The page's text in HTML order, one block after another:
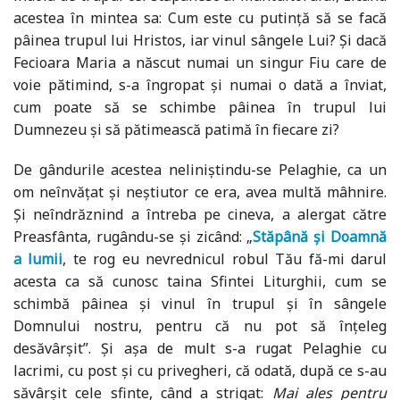
acestea în mintea sa: Cum este cu putință să se facă
pâinea trupul lui Hristos, iar vinul sângele Lui? Și dacă
Fecioara Maria a născut numai un singur Fiu care de
voie pătimind, s-a îngropat și numai o dată a înviat,
cum poate să se schimbe pâinea în trupul lui
Dumnezeu și să pătimească patimă în fiecare zi?
De gândurile acestea neliniștindu-se Pelaghie, ca un
om neînvățat și neștiutor ce era, avea multă mâhnire.
Și neîndrăznind a întreba pe cineva, a alergat către
Preasfânta, rugându-se și zicând: „Stăpână și Doamnă
a lumii, te rog eu nevrednicul robul Tău fă-mi darul
acesta ca să cunosc taina Sfintei Liturghii, cum se
schimbă pâinea și vinul în trupul și în sângele
Domnului nostru, pentru că nu pot să înțeleg
desăvârșit”. Și așa de mult s-a rugat Pelaghie cu
lacrimi, cu post și cu privegheri, că odată, după ce s-au
săvârșit cele sfinte, când a strigat: Mai ales pentru